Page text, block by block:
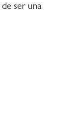
ser una
i que,
preveure
els plecs del
iniciàtic que
del
japonès de